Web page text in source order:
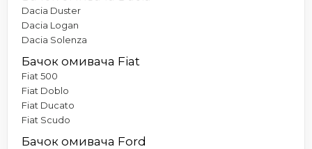
Dacia Duster
Dacia Logan
Dacia Solenza
Бачок омивача Fiat
Fiat 500
Fiat Doblo
Fiat Ducato
Fiat Scudo
Бачок омивача Ford